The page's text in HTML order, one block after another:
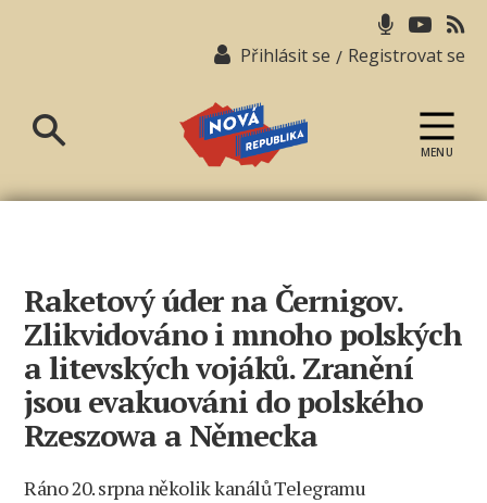
Přihlásit se / Registrovat se
republika
MENU
Raketový úder na Černigov.
Zlikvidováno i mnoho polských
a litevských vojáků. Zranění
jsou evakuováni do polského
Rzeszowa a Německa
Ráno 20. srpna několik kanálů Telegramu